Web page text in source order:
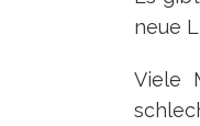
neue
Viele